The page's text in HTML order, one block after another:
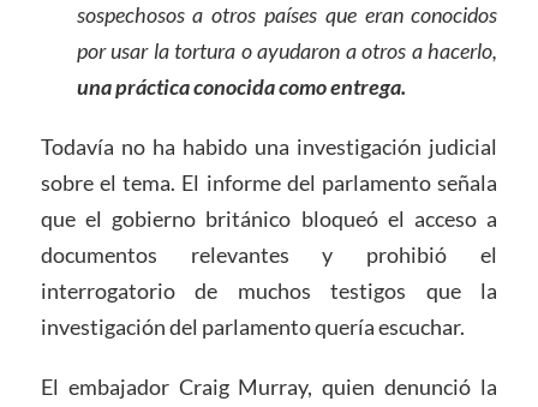
sospechosos a otros países que eran conocidos
por usar la tortura o ayudaron a otros a hacerlo,
una práctica conocida como entrega.
Todavía no ha habido una investigación judicial
sobre el tema. El informe del parlamento señala
que el gobierno británico bloqueó el acceso a
documentos relevantes y prohibió el
interrogatorio de muchos testigos que la
investigación del parlamento quería escuchar.
El embajador Craig Murray, quien denunció la